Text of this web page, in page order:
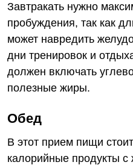
Завтракать нужно
пробуждения, так как
может навредить
дни тренировок и
должен включать
полезные жиры.
Обед
В этот прием пищи
калорийные продукты